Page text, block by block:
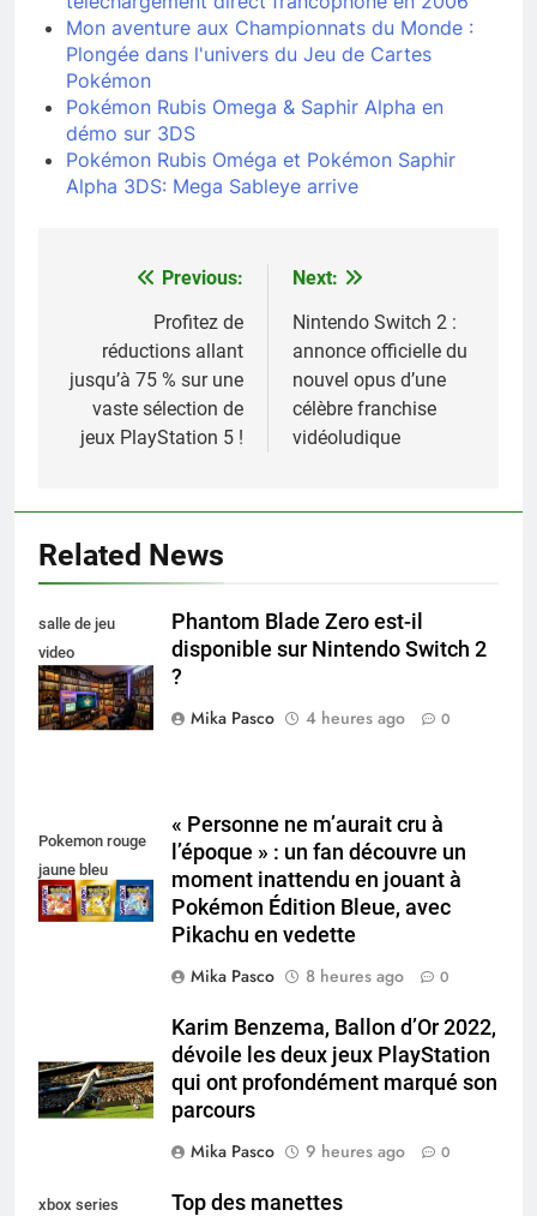
Mon aventure aux Championnats du Monde :
Plongée dans l'univers du Jeu de Cartes
Pokémon
Pokémon Rubis Omega & Saphir Alpha en
démo sur 3DS
Pokémon Rubis Oméga et Pokémon Saphir
Alpha 3DS: Mega Sableye arrive
Navigation
l’article
Previous:
Profitez de
réductions allant
jusqu’à 75 % sur une
vaste sélection de
jeux PlayStation 5 !
Next:
Nintendo Switch 2 :
annonce officielle du
nouvel opus d’une
célèbre franchise
vidéoludique
Related News
salle de jeu
video
collectionneur
Phantom Blade Zero est-il
disponible sur Nintendo Switch 2
?
Mika Pasco
4 heures ago 0
Pokemon rouge
jaune bleu
« Personne ne m’aurait cru à
l’époque » : un fan découvre un
moment inattendu en jouant à
Pokémon Édition Bleue, avec
Pikachu en vedette
Mika Pasco
8 heures ago 0
Karim Benzema, Ballon d’Or 2022,
dévoile les deux jeux PlayStation
qui ont profondément marqué son
parcours
Mika Pasco
9 heures ago 0
xbox series
Top des manettes